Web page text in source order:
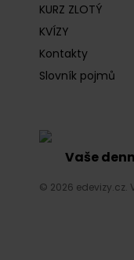
KURZ ZLOTÝ
KVÍZY
Kontakty
Slovník pojmů
Vaše
© 2026 edevizy.cz.